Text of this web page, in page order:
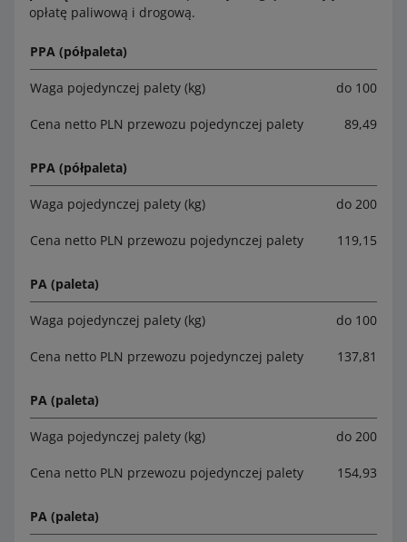
opłatę paliwową i drogową.
PPA (półpaleta)
Waga pojedynczej palety (kg) do 100
Cena netto PLN przewozu pojedynczej palety 89,49
PPA (półpaleta)
Waga pojedynczej palety (kg) do 200
Cena netto PLN przewozu pojedynczej palety 119,15
PA (paleta)
Waga pojedynczej palety (kg) do 100
Cena netto PLN przewozu pojedynczej palety 137,81
PA (paleta)
Waga pojedynczej palety (kg) do 200
Cena netto PLN przewozu pojedynczej palety 154,93
PA (paleta)